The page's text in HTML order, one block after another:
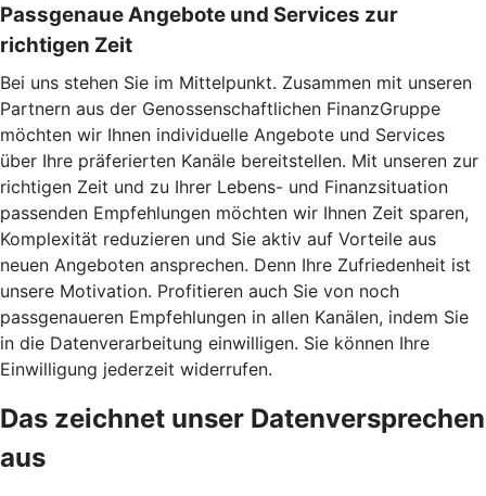
Passgenaue Angebote und Services zur
richtigen Zeit
Bei uns stehen Sie im Mittelpunkt. Zusammen mit unseren
Partnern aus der Genossenschaftlichen FinanzGruppe
möchten wir Ihnen individuelle Angebote und Services
über Ihre präferierten Kanäle bereitstellen. Mit unseren zur
richtigen Zeit und zu Ihrer Lebens- und Finanzsituation
passenden Empfehlungen möchten wir Ihnen Zeit sparen,
Komplexität reduzieren und Sie aktiv auf Vorteile aus
neuen Angeboten ansprechen. Denn Ihre Zufriedenheit ist
unsere Motivation. Profitieren auch Sie von noch
passgenaueren Empfehlungen in allen Kanälen, indem Sie
in die Datenverarbeitung einwilligen. Sie können Ihre
Einwilligung jederzeit widerrufen.
Das zeichnet unser Datenversprechen
aus